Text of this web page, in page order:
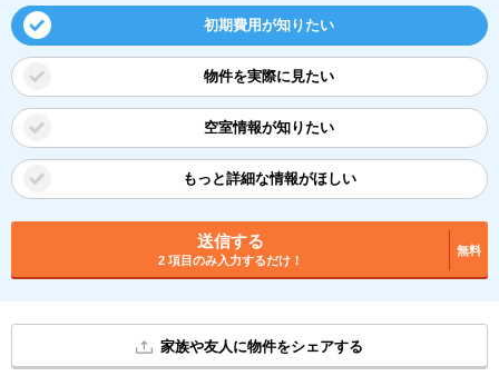
初期費用が知りたい
物件を実際に見たい
空室情報が知りたい
もっと詳細な情報がほしい
送信する
2 項目のみ入力するだけ！
無料
家族や友人に物件をシェアする